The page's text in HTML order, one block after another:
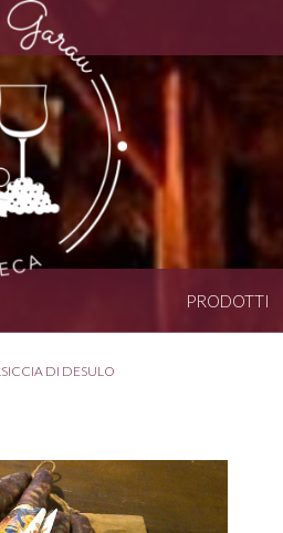
PRODOTTI
DI DESULO